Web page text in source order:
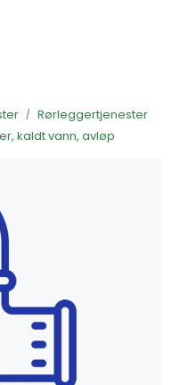
Rørleggertjenester
kaldt vann, avløp